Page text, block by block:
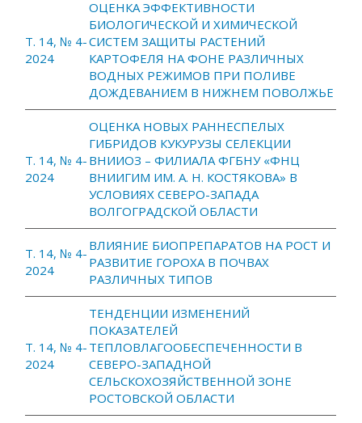
Т. 14, № 4-
2024
ОЦЕНКА ЭФФЕКТИВНОСТИ
БИОЛОГИЧЕСКОЙ И ХИМИЧЕСКОЙ
СИСТЕМ ЗАЩИТЫ РАСТЕНИЙ
КАРТОФЕЛЯ НА ФОНЕ РАЗЛИЧНЫХ
ВОДНЫХ РЕЖИМОВ ПРИ ПОЛИВЕ
ДОЖДЕВАНИЕМ В НИЖНЕМ ПОВОЛЖЬЕ
Т. 14, № 4-
2024
ОЦЕНКА НОВЫХ РАННЕСПЕЛЫХ
ГИБРИДОВ КУКУРУЗЫ СЕЛЕКЦИИ
ВНИИОЗ – ФИЛИАЛА ФГБНУ «ФНЦ
ВНИИГИМ ИМ. А. Н. КОСТЯКОВА» В
УСЛОВИЯХ СЕВЕРО-ЗАПАДА
ВОЛГОГРАДСКОЙ ОБЛАСТИ
Т. 14, № 4-
2024
ВЛИЯНИЕ БИОПРЕПАРАТОВ НА РОСТ И
РАЗВИТИЕ ГОРОХА В ПОЧВАХ
РАЗЛИЧНЫХ ТИПОВ
Т. 14, № 4-
2024
ТЕНДЕНЦИИ ИЗМЕНЕНИЙ
ПОКАЗАТЕЛЕЙ
ТЕПЛОВЛАГООБЕСПЕЧЕННОСТИ В
СЕВЕРО-ЗАПАДНОЙ
СЕЛЬСКОХОЗЯЙСТВЕННОЙ ЗОНЕ
РОСТОВСКОЙ ОБЛАСТИ